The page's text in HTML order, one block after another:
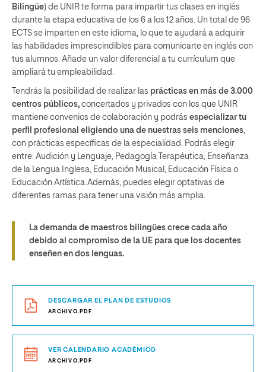
Bilingüe) de UNIR te forma para impartir tus clases en inglés
durante la etapa educativa de los 6 a los 12 años. Un total de 96
ECTS se imparten en este idioma, lo que te ayudará a adquirir
las habilidades imprescindibles para comunicarte en inglés con
tus alumnos. Añade un valor diferencial a tu currículum que
ampliará tu empleabilidad.
Tendrás la posibilidad de realizar las prácticas en más de 3.000
centros públicos, concertados y privados con los que UNIR
mantiene convenios de colaboración y podrás especializar tu
perfil profesional eligiendo una de nuestras seis menciones,
con prácticas específicas de la especialidad. Podrás elegir
entre: Audición y Lenguaje, Pedagogía Terapéutica, Enseñanza
de la Lengua Inglesa, Educación Musical, Educación Física o
Educación Artística. Además, puedes elegir optativas de
diferentes ramas para tener una visión más amplia.
La demanda de maestros bilingües crece cada año
debido al compromiso de la UE para que los docentes
enseñen en dos lenguas.
DESCARGAR EL PLAN DE ESTUDIOS
ARCHIVO.PDF
VER CALENDARIO ACADÉMICO
ARCHIVO.PDF